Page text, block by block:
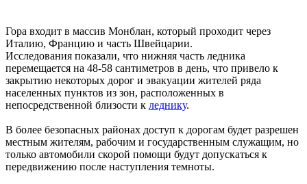
Гора входит в массив Монблан, который проходит через
Италию, Францию и часть Швейцарии.
Исследования показали, что нижняя часть ледника
перемещается на 48-58 сантиметров в день, что привело к
закрытию некоторых дорог и эвакуации жителей ряда
населенных пунктов из зон, расположенных в
непосредственной близости к леднику.
В более безопасных районах доступ к дорогам будет разрешен
местным жителям, рабочим и государственным служащим, но
только автомобили скорой помощи будут допускаться к
передвижению после наступления темноты.